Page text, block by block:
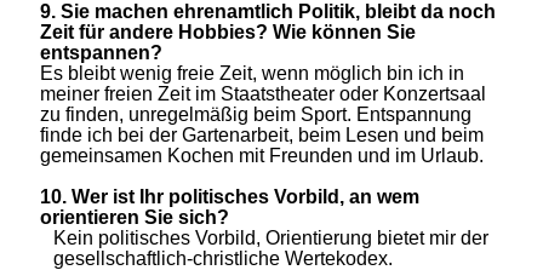
9. Sie machen ehrenamtlich Politik, bleibt da noch
Zeit für andere Hobbies? Wie können Sie
entspannen?
Es bleibt wenig freie Zeit, wenn möglich bin ich in
meiner freien Zeit im Staatstheater oder Konzertsaal
zu finden, unregelmäßig beim Sport. Entspannung
finde ich bei der Gartenarbeit, beim Lesen und beim
gemeinsamen Kochen mit Freunden und im Urlaub.
10. Wer ist Ihr politisches Vorbild, an wem
orientieren Sie sich?
Kein politisches Vorbild, Orientierung bietet mir der
gesellschaftlich-christliche Wertekodex.